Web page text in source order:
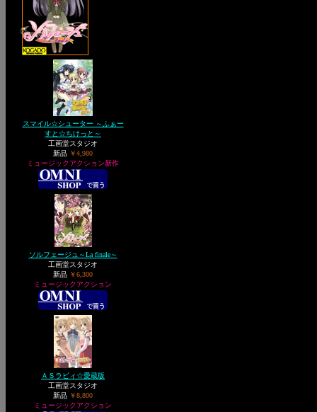
スマイル☆シューター ～ふぁー
すと☆ちけっと～
工画堂スタジオ
新品 ￥4,980
ミュージックアクション新作
ソルフェージュ～La finale～
工画堂スタジオ
新品 ￥6,300
ミュージックアクション
ＡＳラビィ☆愛蔵版
工画堂スタジオ
新品 ￥8,800
ミュージックアクション